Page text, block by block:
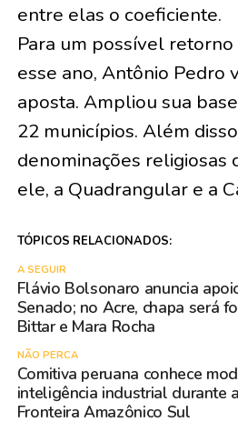
entre elas o coeficiente.
Para um possível retorno
esse ano, Antônio Pedro
aposta. Ampliou sua
22 municípios. Além
denominações religiosas
ele, a Quadrangular e a
TÓPICOS RELACIONADOS:
A SEGUIR
Flávio Bolsonaro anuncia
Senado; no Acre, chapa será
Bittar e Mara Rocha
NÃO PERCA
Comitiva peruana conhece
inteligência industrial durante
Fronteira Amazônico Sul